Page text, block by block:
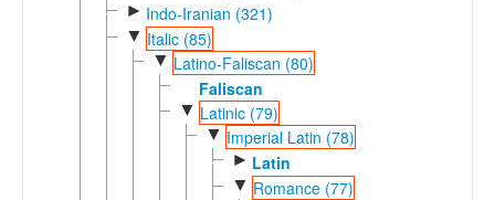
► Indo-Iranian (321)
▼ Italic (85)
▼ Latino-Faliscan (80)
Faliscan
▼ Latinic (79)
▼ Imperial Latin (78)
► Latin
▼ Romance (77)